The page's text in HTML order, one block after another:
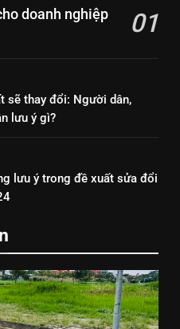
doanh nghiệp 01
sẽ thay đổi: Người dân,
lưu ý gì?
lưu ý trong đề xuất sửa đổi